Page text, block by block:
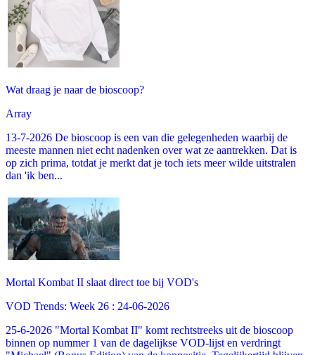
Wat draag je naar de bioscoop?
Array
13-7-2026 De bioscoop is een van die gelegenheden waarbij de
meeste mannen niet echt nadenken over wat ze aantrekken. Dat is
op zich prima, totdat je merkt dat je toch iets meer wilde uitstralen
dan 'ik ben...
Mortal Kombat II slaat direct toe bij VOD's
VOD Trends: Week 26 : 24-06-2026
25-6-2026 "Mortal Kombat II" komt rechtstreeks uit de bioscoop
binnen op nummer 1 van de dagelijkse VOD-lijst en verdringt